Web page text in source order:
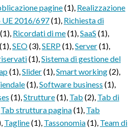
pagine(1), Realizzazione
UE 2016/697(1), Richiesta di
(1), Ricordati di me(1),SaaS (1),
(1),SEO(3),SERP(1),Server(1),
(1),Sistema di gestione del
(1),Slider(1),Smart working(2),
(1),Software business (1),
(1),Strutture(1), Tab (2), Tab di
Tab struttura pagina(1), Tab
, Tagline(1), Tassonomia(1), Team di